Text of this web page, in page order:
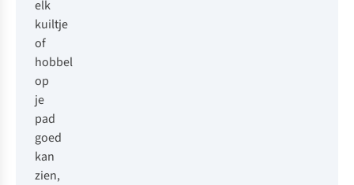
elk
kuiltje
of
hobbel
op
je
pad
goed
kan
zien,